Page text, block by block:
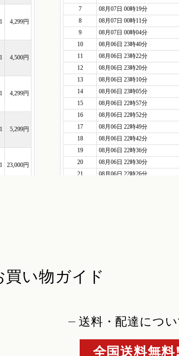
買い物ガイド
送料・配達につい
全国送料無料！